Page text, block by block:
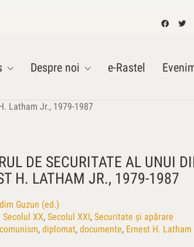
Despre noi e-Rastel
Latham Jr., 1979-1987
DE SECURITATE AL UNUI
H. LATHAM JR., 1979-1987
Guzun (ed.)
Secolul XX, Secolul XXI, Securitate și apărare
comunism, diplomat, documente, Ernest H. Latham